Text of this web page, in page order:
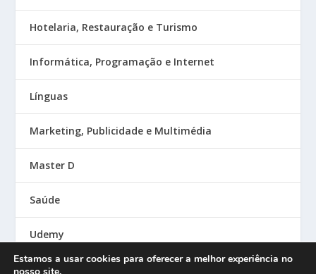
Hotelaria, Restauração e Turismo
Informática, Programação e Internet
Línguas
Marketing, Publicidade e Multimédia
Master D
Saúde
Udemy
Estamos a usar cookies para oferecer a melhor experiência no